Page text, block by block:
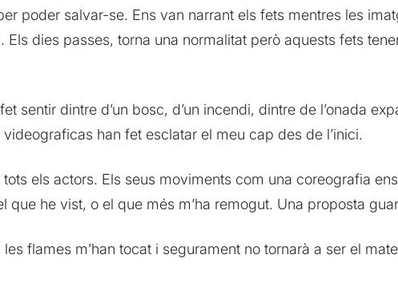
poder salvar-se. Ens van narrant els fets mentres les
Els dies passes, torna una normalitat però aquests fets
sentir dintre d’un bosc, d’un incendi, dintre de l’onada
han fet esclatar el meu cap des de l’inici.
els actors. Els seus moviments com una coreografia
que he vist, o el que més m’ha remogut. Una proposta
flames m’han tocat i segurament no tornarà a ser el